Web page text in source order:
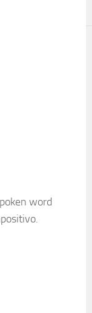
word